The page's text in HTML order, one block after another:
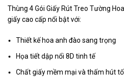
Thùng 4 Gói Giấy Rút Treo Tường
giấy cao cấp nổi bật với:
Thiết kế hoa anh đào sang trọng
Họa tiết dập nổi 8D tinh tế
Chất giấy mềm mại và thấm hút